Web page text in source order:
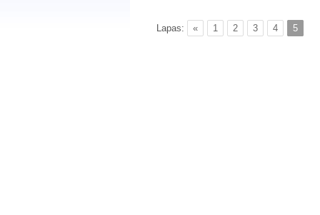
Lapas: « 1 2 3 4 5